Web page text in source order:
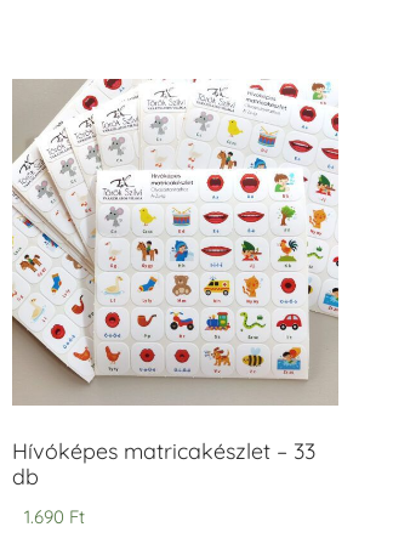
Hívóképes matricakészlet – 33
db
1.690 Ft